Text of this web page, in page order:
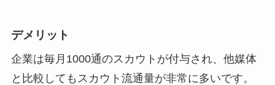
デメリット
企業は毎月1000通のスカウトが付与され、他媒体
と比較してもスカウト流通量が非常に多いです。